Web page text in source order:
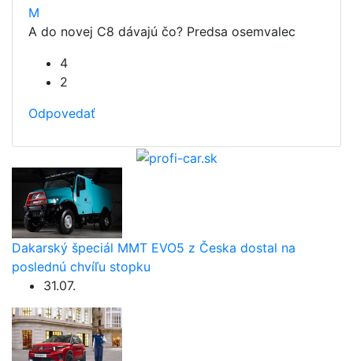
M
A do novej C8 dávajú čo? Predsa osemvalec
4
2
Odpovedať
Dakarský špeciál MMT EVO5 z Česka dostal na
poslednú chvíľu stopku
31.07.